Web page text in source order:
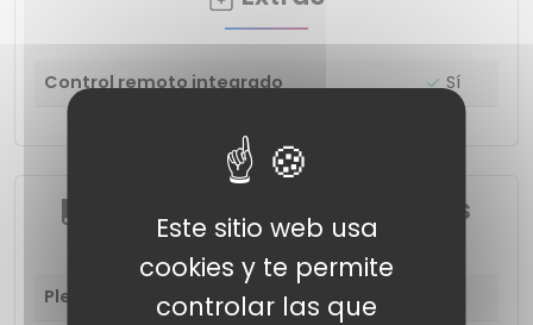
Control remoto integrado Sí
Diseño, Peso y dimensiones
Plegable
Este sitio web usa
cookies y te permite
controlar las que